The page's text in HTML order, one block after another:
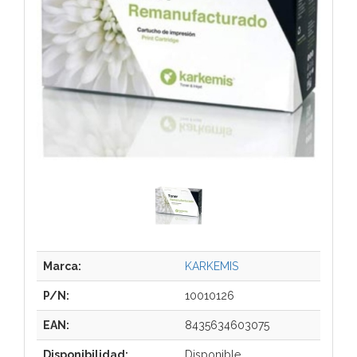
Marca: KARKEMIS
P/N: 10010126
EAN: 8435634603075
Disponibilidad: Disponible